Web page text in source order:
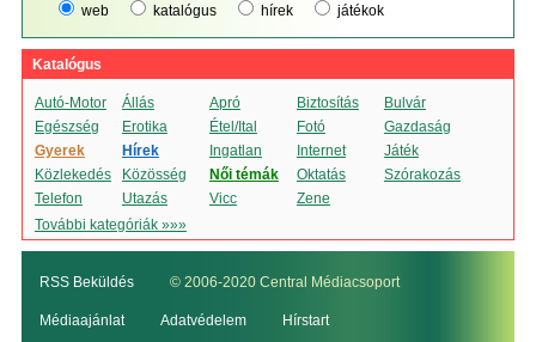
web katalógus hírek játékok
Katalógus
Autó-Motor Állás Apró Biztosítás
Bulvár
Egészség
Erotika Étel/Ital Fotó
Gazdaság
Gyerek
Hírek Ingatlan Internet
Játék
Közlekedés
Közösség Női témák Oktatás
Szórakozás
Telefon
Utazás Vicc
Zene
További kategóriák »»»
RSS Beküldés © 2006-2020 Central Médiacsoport
Médiaajánlat Adatvédelem Hírstart